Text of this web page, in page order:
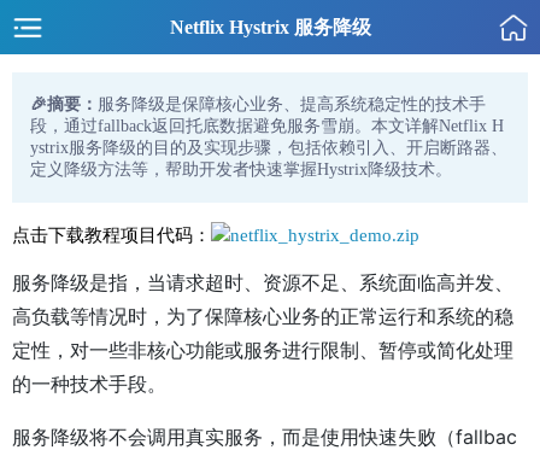
Netflix Hystrix 服务降级
🎉摘要： 服务降级是保障核心业务、提高系统稳定性的技术手
段，通过fallback返回托底数据避免服务雪崩。本文详解Netflix H
ystrix服务降级的目的及实现步骤，包括依赖引入、开启断路器、
定义降级方法等，帮助开发者快速掌握Hystrix降级技术。
点击下载教程项目代码： netflix_hystrix_demo.zip
服务降级是指，当请求超时、资源不足、系统面临高并发、
高负载等情况时，为了保障核心业务的正常运行和系统的稳
定性，对一些非核心功能或服务进行限制、暂停或简化处理
的一种技术手段。
服务降级将不会调用真实服务，而是使用快速失败（fallbac